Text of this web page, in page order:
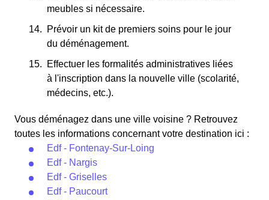
meubles si nécessaire.
Prévoir un kit de premiers soins pour le jour
du déménagement.
Effectuer les formalités administratives liées
à l'inscription dans la nouvelle ville (scolarité,
médecins, etc.).
Vous déménagez dans une ville voisine ? Retrouvez
toutes les informations concernant votre destination ici :
Edf - Fontenay-Sur-Loing
Edf - Nargis
Edf - Griselles
Edf - Paucourt